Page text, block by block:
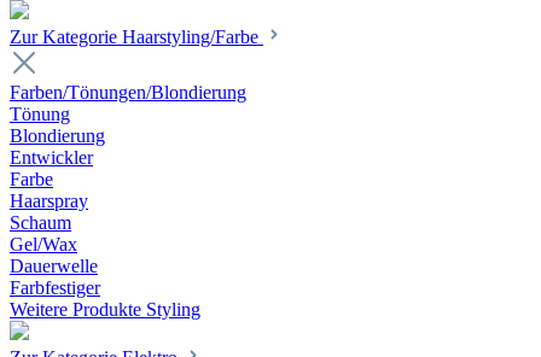
Zur Kategorie Haarstyling/Farbe
Farben/Tönungen/Blondierung
Tönung
Blondierung
Entwickler
Farbe
Haarspray
Schaum
Gel/Wax
Dauerwelle
Farbfestiger
Weitere Produkte Styling